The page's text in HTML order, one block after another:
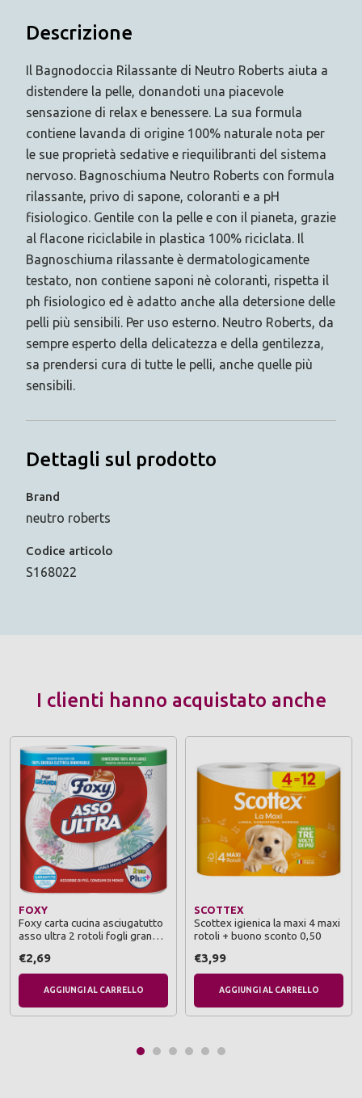
Descrizione
Il Bagnodoccia Rilassante di Neutro Roberts aiuta a
distendere la pelle, donandoti una piacevole
sensazione di relax e benessere. La sua formula
contiene lavanda di origine 100% naturale nota per
le sue proprietà sedative e riequilibranti del sistema
nervoso. Bagnoschiuma Neutro Roberts con formula
rilassante, privo di sapone, coloranti e a pH
fisiologico. Gentile con la pelle e con il pianeta, grazie
al flacone riciclabile in plastica 100% riciclata. Il
Bagnoschiuma rilassante è dermatologicamente
testato, non contiene saponi nè coloranti, rispetta il
ph fisiologico ed è adatto anche alla detersione delle
pelli più sensibili. Per uso esterno. Neutro Roberts, da
sempre esperto della delicatezza e della gentilezza,
sa prendersi cura di tutte le pelli, anche quelle più
sensibili.
Dettagli sul prodotto
Brand
neutro roberts
Codice articolo
S168022
I clienti hanno acquistato anche
FOXY
Foxy carta cucina asciugatutto
asso ultra 2 rotoli fogli grandi
€2,69
AGGIUNGI AL CARRELLO
SCOTTEX
Scottex igienica la maxi 4 maxi
rotoli + buono sconto 0,50
€3,99
AGGIUNGI AL CARRELLO